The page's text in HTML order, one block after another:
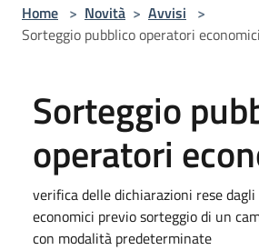
Home > Novità > Avvisi >
Sorteggio pubblico operatori economici
Sorteggio
operatori
verifica delle dichiarazioni rese
economici previo sorteggio di un
con modalità predeterminate